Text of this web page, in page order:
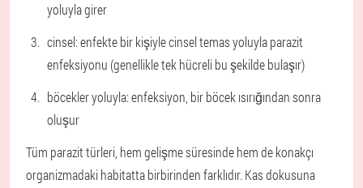
yoluyla girer
cinsel: enfekte bir kişiyle cinsel temas yoluyla parazit
enfeksiyonu (genellikle tek hücreli bu şekilde bulaşır)
böcekler yoluyla: enfeksiyon, bir böcek ısırığından sonra
oluşur
Tüm parazit türleri, hem gelişme süresinde hem de konakçı
organizmadaki habitatta birbirinden farklıdır. Kas dokusuna